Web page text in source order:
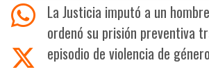
La Justicia imputó a un
ordenó su prisión preventiva
episodio de violencia de